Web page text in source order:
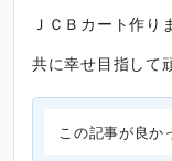
ＪＣＢカート作り
共に幸せ目指して
この記事が良か